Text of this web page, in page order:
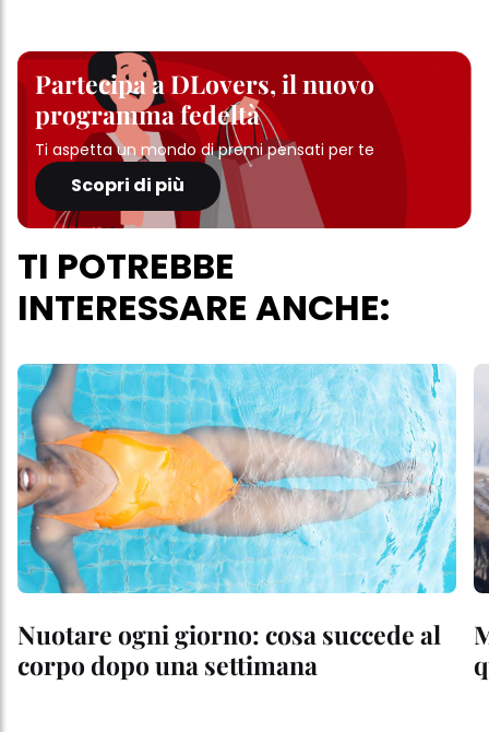
Partecipa a DLovers, il nuovo
programma fedeltà
Ti aspetta un mondo di premi pensati per te
Scopri di più
TI POTREBBE
INTERESSARE ANCHE:
Nuotare ogni giorno: cosa succede al
corpo dopo una settimana